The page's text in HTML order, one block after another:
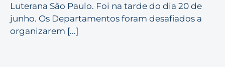
Luterana São Paulo. Foi na tarde do dia 20 de
junho. Os Departamentos foram desafiados a
organizarem [...]